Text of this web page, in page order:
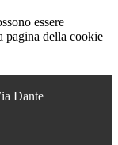
essere
pagina della cookie
Dante